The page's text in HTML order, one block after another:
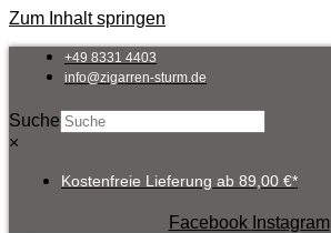
Zum Inhalt springen
+49 8331 4403
info@zigarren-sturm.de
Suche
×
Kostenfreie Lieferung ab 89,00 €*
Facebook Instagram